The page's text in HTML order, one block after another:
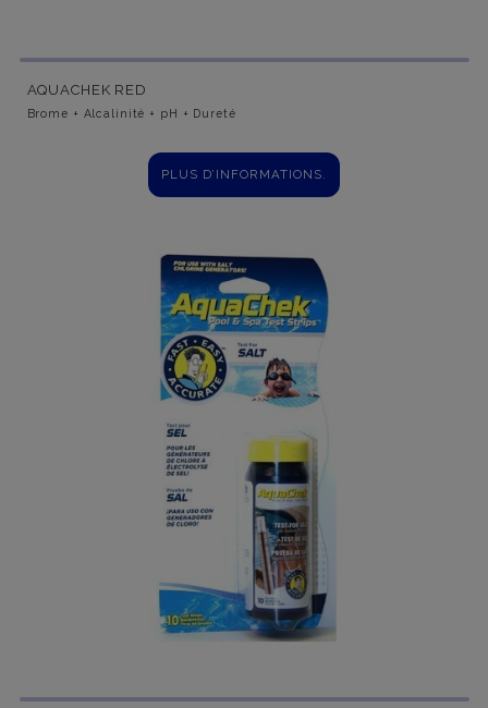
AQUACHEK RED
Brome + Alcalinité + pH + Dureté
PLUS D’INFORMATIONS.